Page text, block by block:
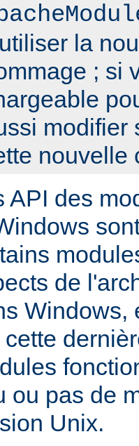
la
; si
modifier
nouvelle
API des
de
Windows,
cette
ou pas de
Unix.